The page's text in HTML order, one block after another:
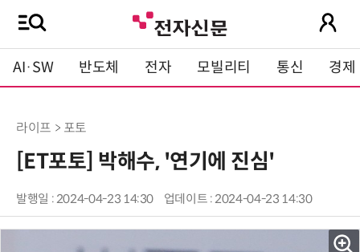
AI·SW 반도체 전자 모빌리티 통신 경제
라이프 > 포토
[ET포토] 박해수, '연기에 진심'
발행일 : 2024-04-23 14:30 업데이트 : 2024-04-23 14:30